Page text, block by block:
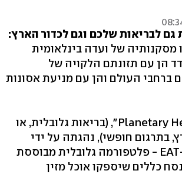
לבריאות שלכם וגם לכדור הארץ:
מסקנותיה של ועדה בינלאומית
הן עם תזונתם הלקויה של
ברחבי העולם והן עם מניעת אסונות
דיאטת ה-"Planetary Health", (בריאות גלובלית, או
בתרגום חופשי), נהגתה על ידי
הפורום EAT-Lancet - פלטפורמה גלובלית מבוססת
כללים שיספקו אוכל מזין